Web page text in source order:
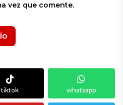
vez que comente.
tiktok whatsapp